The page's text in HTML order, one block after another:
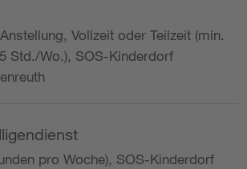
Vollzeit oder Teilzeit (min.
Std./Wo.), SOS-Kinderdorf
pro Woche), SOS-Kinderdorf